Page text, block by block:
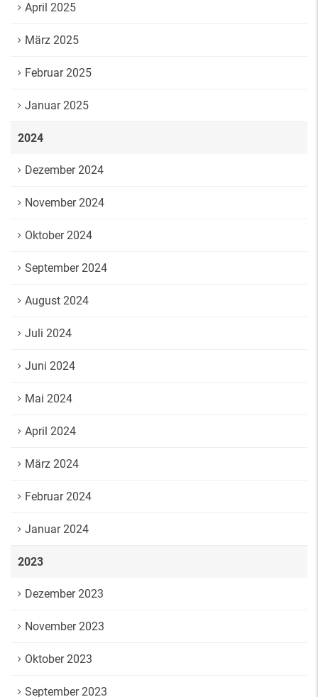
April 2025
März 2025
Februar 2025
Januar 2025
2024
Dezember 2024
November 2024
Oktober 2024
September 2024
August 2024
Juli 2024
Juni 2024
Mai 2024
April 2024
März 2024
Februar 2024
Januar 2024
2023
Dezember 2023
November 2023
Oktober 2023
September 2023